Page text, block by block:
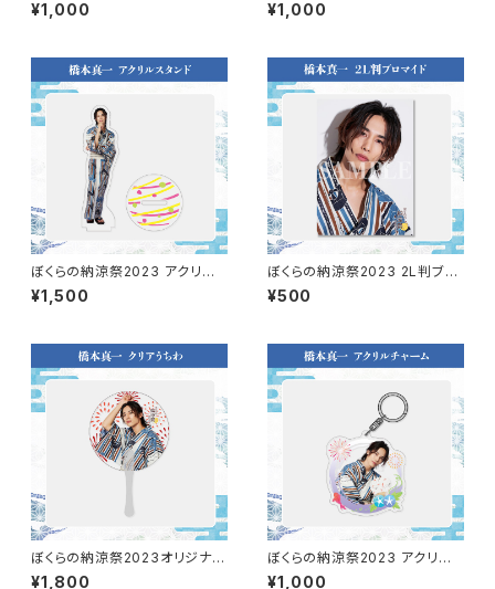
¥1,000 ¥1,000
ぼくらの納涼祭2023 アクリル
スタンド（橋本真一）
¥1,500
ぼくらの納涼祭2023 2L判ブロ
マイド（橋本真一）
¥500
ぼくらの納涼祭2023オリジナル
クリアうちわ（橋本真一）
¥1,800
ぼくらの納涼祭2023 アクリル
チャーム（橋本真一）
¥1,000